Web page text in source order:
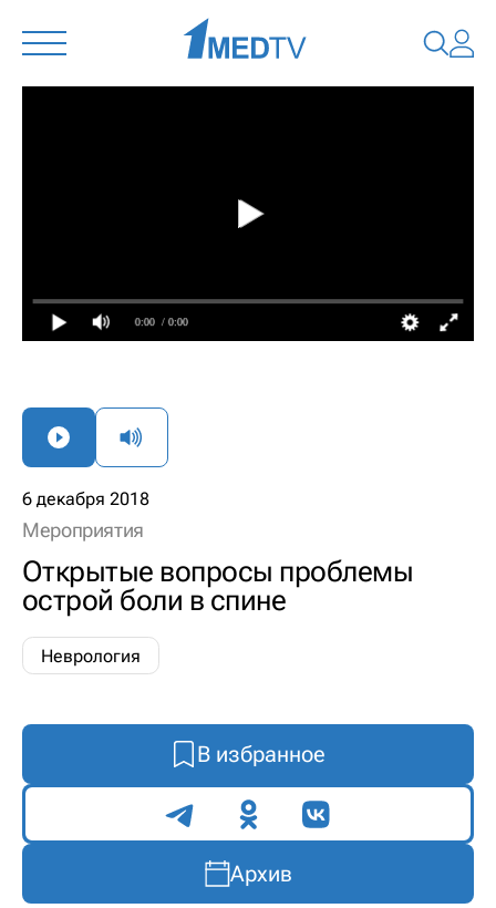
0:00 / 0:00
6 декабря 2018
Мероприятия
Открытые вопросы проблемы
острой боли в спине
Неврология
В избранное
Поделиться
Архив